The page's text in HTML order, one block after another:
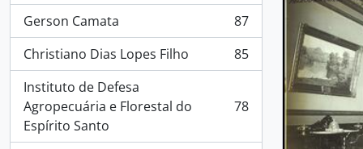
Gerson Camata
, 87 resultados
87
Christiano Dias Lopes Filho
, 85 resultados
85
Instituto de Defesa
Agropecuária e Florestal do
Espírito Santo
, 78 resultados 78